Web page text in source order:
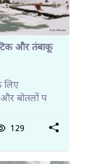
और तंबाकू
लिए
बोतलों प
129